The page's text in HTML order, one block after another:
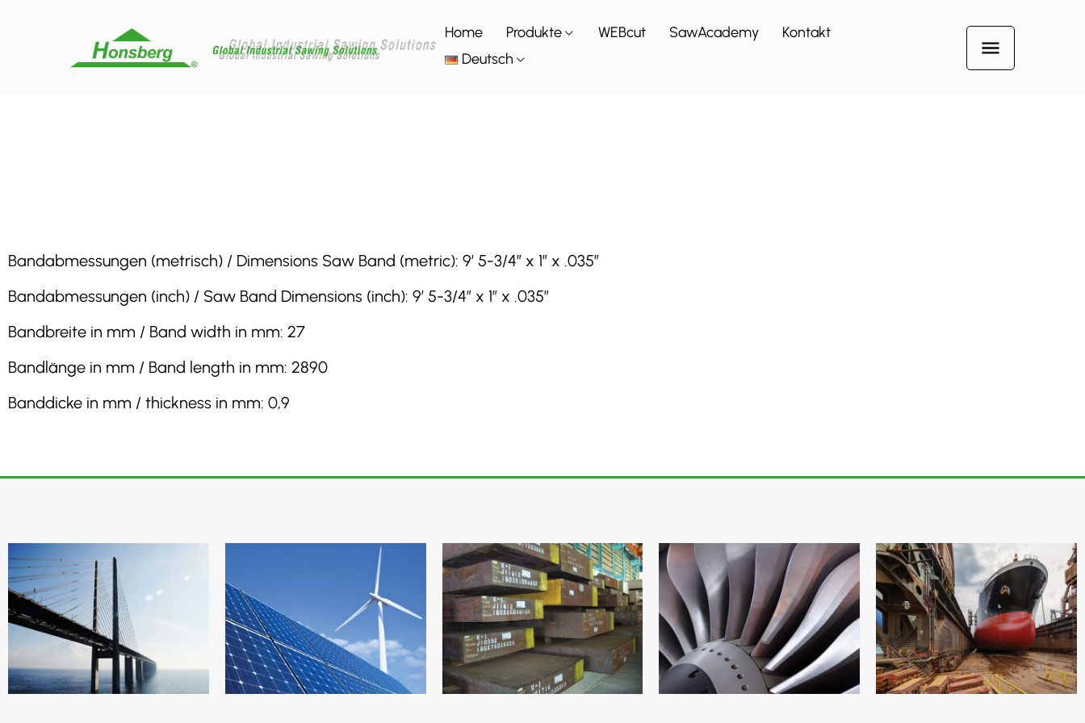
Home Produkte WEBcut SawAcademy
Kontakt
Deutsch
Bandabmessungen (metrisch) / Dimensions Saw Band (metric): 9′ 5-3/4″ x 1″ x .035″
Bandabmessungen (inch) / Saw Band Dimensions (inch): 9′ 5-3/4″ x 1″ x .035″
Bandbreite in mm / Band width in mm: 27
Bandlänge in mm / Band length in mm: 2890
Banddicke in mm / thickness in mm: 0,9